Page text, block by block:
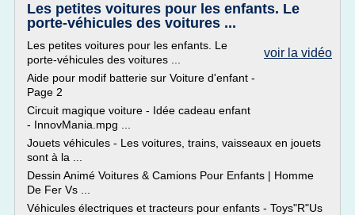
Les petites voitures pour les enfants. Le
porte-véhicules des voitures ...
voir la vidéo
Les petites voitures pour les enfants. Le
porte-véhicules des voitures ...
Aide pour modif batterie sur Voiture d'enfant -
Page 2
Circuit magique voiture - Idée cadeau enfant
- InnovMania.mpg ...
Jouets véhicules - Les voitures, trains, vaisseaux en jouets
sont à la ...
Dessin Animé Voitures & Camions Pour Enfants | Homme
De Fer Vs ...
Véhicules électriques et tracteurs pour enfants - Toys"R"Us